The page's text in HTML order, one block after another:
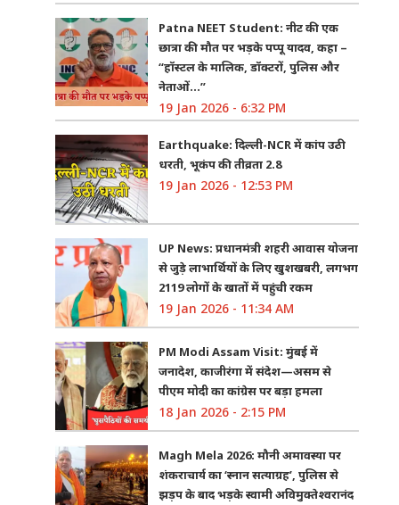
Patna NEET Student: नीट की एक
छात्रा की मौत पर भड़के पप्पू यादव, कहा –
“हॉस्टल के मालिक, डॉक्टरों, पुलिस और
नेताओं…”
19 Jan 2026 - 6:32 PM
Earthquake: दिल्ली-NCR में कांप उठी
धरती, भूकंप की तीव्रता 2.8
19 Jan 2026 - 12:53 PM
UP News: प्रधानमंत्री शहरी आवास योजना
से जुड़े लाभार्थियों के लिए खुशखबरी, लगभग
2119 लोगों के खातों में पहुंची रकम
19 Jan 2026 - 11:34 AM
PM Modi Assam Visit: मुंबई में
जनादेश, काजीरंगा में संदेश—असम से
पीएम मोदी का कांग्रेस पर बड़ा हमला
18 Jan 2026 - 2:15 PM
Magh Mela 2026: मौनी अमावस्या पर
शंकराचार्य का ‘स्नान सत्याग्रह’, पुलिस से
झड़प के बाद भड़के स्वामी अविमुक्तेश्वरानंद